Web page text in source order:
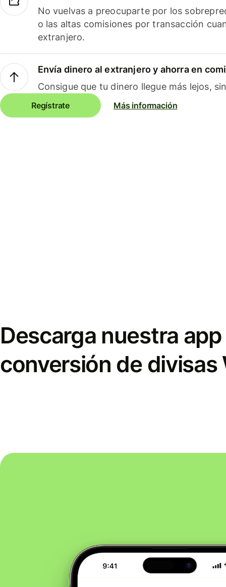
No vuelvas a preocuparte por los
o las altas comisiones por transacción
extranjero.
Envía dinero al extranjero y ahorra en
Consigue que tu dinero llegue más lejos,
Regístrate Más información
Descarga nuestra
conversión de divisas